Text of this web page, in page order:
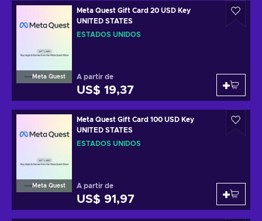
Meta Quest
Meta Quest Gift Card 20 USD Key
UNITED STATES
ESTADOS UNIDOS
A partir de
US$ 19,37
Meta Quest
Meta Quest Gift Card 100 USD Key
UNITED STATES
ESTADOS UNIDOS
A partir de
US$ 91,97